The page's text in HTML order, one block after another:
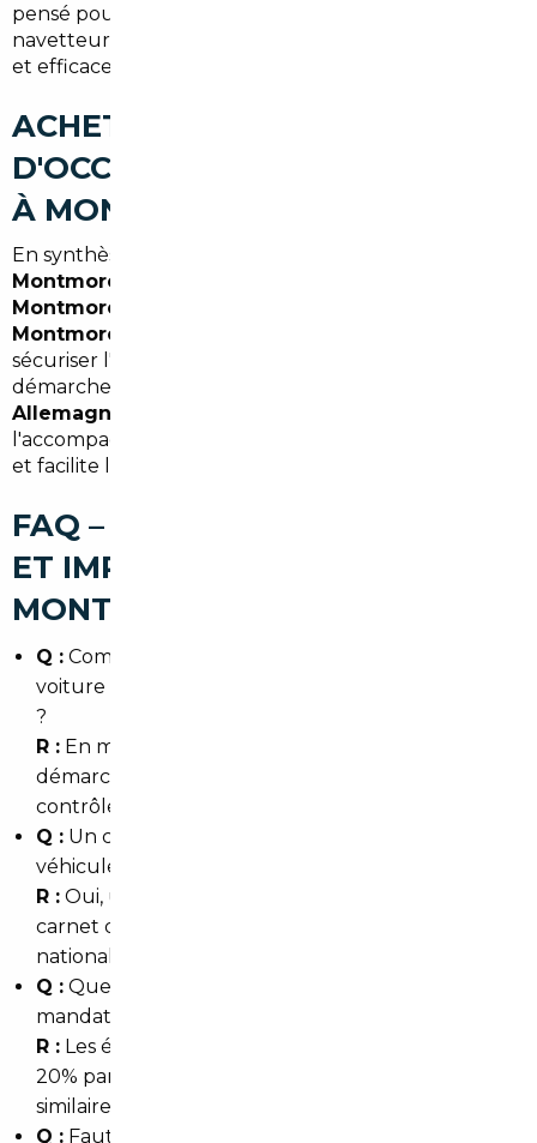
pensé pour les habitants du Val-d'Oise et les
navetteurs franciliens souhaitant une solution sûre
et efficace.
ACHETER UNE VOITURE
D'OCCASION AU MEILLEUR PRIX
À MONTMORENCY (SYNTHÈSE)
En synthèse, passer par un
Montmorency
Montmorency
Montmorency
sécuriser l'achat et gagner du temps sur les
démarches. Que vous visiez un
Allemagne Montmorency
l'accompagnement professionnel réduit les risques
et facilite la mise en circulation en Île-de-France.
FAQ – COURTIER AUTOMOBILE
ET IMPORT DE VOITURE À
MONTMORENCY
Q : Combien de temps prend l'importation d'une
voiture depuis l'Allemagne jusqu'à Montmorency
?
R : En moyenne 3 à 6 semaines selon les
démarches administratives, le transport et le
contrôle technique éventuel.
Q : Un courtier peut-il garantir l'historique du
véhicule ?
R : Oui, un courtier sérieux vérifie les factures, le
carnet d'entretien et les bases de données
nationales et européennes.
Q : Quelles économies en faisant appel à un
mandataire à Montmorency ?
R : Les économies varient, souvent entre 5% et
20% par rapport aux prix locaux pour des modèles
similaires, surtout pour les allemands et premiums.
Q : Faut-il venir à Montmorency pour la livraison ?